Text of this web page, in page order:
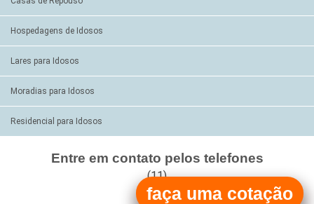
Hospedagens de Idosos
Lares para Idosos
Moradias para Idosos
Residencial para Idosos
Entre em contato pelos telefones
(11)
(11)
faça uma cotação